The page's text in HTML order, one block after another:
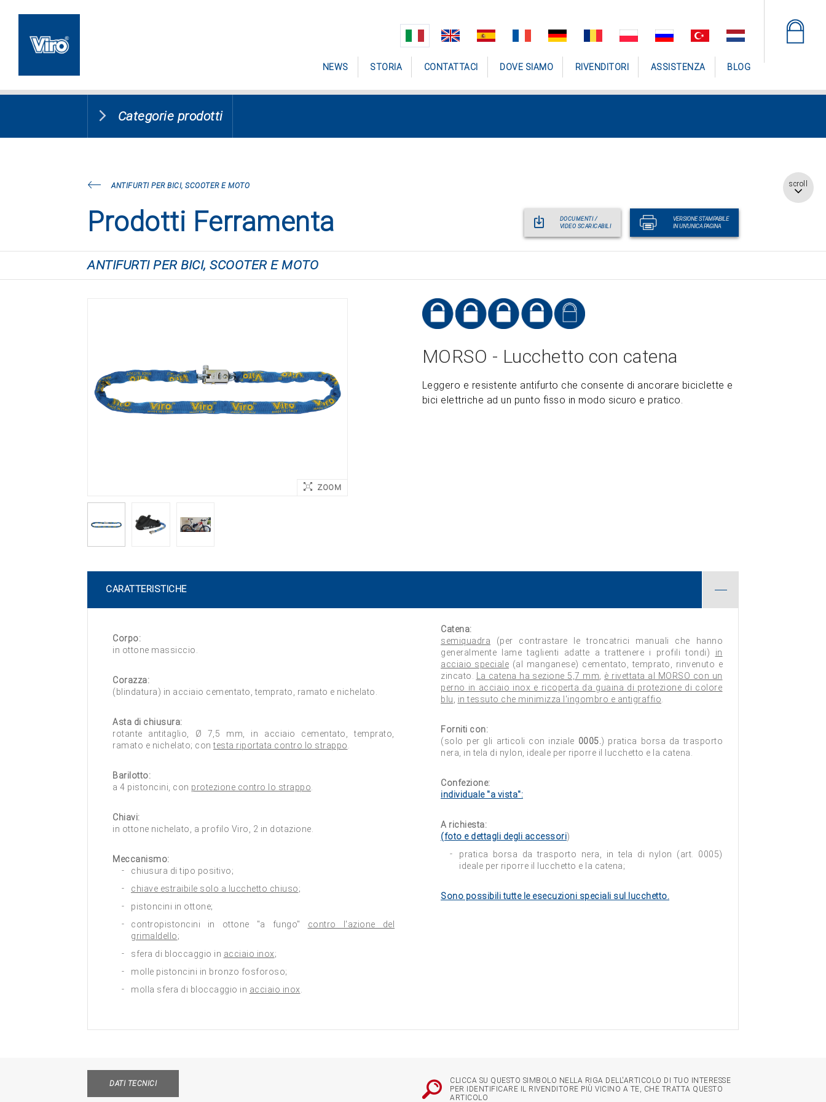
scroll
NEWS STORIA CONTATTACI DOVE SIAMO RIVENDITORI ASSISTENZA BLOG
Categorie prodotti
ANTIFURTI PER BICI, SCOOTER E MOTO
Prodotti Ferramenta
DOCUMENTI /
VIDEO SCARICABILI
VERSIONE STAMPABILE
IN UN'UNICA PAGINA
ANTIFURTI PER BICI, SCOOTER E MOTO
ZOOM
MORSO - Lucchetto con catena
Leggero e resistente antifurto che consente di ancorare biciclette e
bici elettriche ad un punto fisso in modo sicuro e pratico.
CARATTERISTICHE
Corpo:
in ottone massiccio.
Corazza:
(blindatura) in acciaio cementato, temprato, ramato e nichelato.
Asta di chiusura:
rotante antitaglio, Ø 7,5 mm, in acciaio cementato, temprato,
ramato e nichelato; contesta riportata contro lo strappo
Barilotto:
a 4 pistoncini, con protezione contro lo strappo
Chiavi:
in ottone nichelato, a profilo Viro, 2 in dotazione.
Meccanismo:
chiusura di tipo positivo;
chiave estraibile solo a lucchetto chiuso;
pistoncini in ottone;
contropistoncini in ottone "a fungo" contro l'azione del
grimaldello;
sfera di bloccaggio in acciaio inox;
molle pistoncini in bronzo fosforoso;
molla sfera di bloccaggio in acciaio inox
Catena:
semiquadra (per contrastare le troncatrici manuali che hanno
generalmente lame taglienti adatte a trattenere i profili tondi) in
acciaio speciale (al manganese) cementato, temprato, rinvenuto e
zincato.
La catena ha sezione 5,7 mm
è rivettata al MORSO con un
perno in acciaio inox e ricoperta da guaina di protezione di colore
blu
in tessuto che minimizza l'ingombro e antigraffio
Forniti con:
(solo per gli articoli con inziale 0005.) pratica borsa da trasporto
nera, in tela di nylon, ideale per riporre il lucchetto e la catena.
Confezione:
individuale "a vista":
A richiesta:
(foto e dettagli degli accessori)
pratica borsa da trasporto nera, in tela di nylon (art. 0005)
ideale per riporre il lucchetto e la catena;
Sono possibili tutte le esecuzioni speciali sul lucchetto.
DATI TECNICI
CLICCA SU QUESTO SIMBOLO NELLA RIGA DELL'ARTICOLO DI TUO INTERESSE
PER IDENTIFICARE IL RIVENDITORE PIÙ VICINO A TE, CHE TRATTA QUESTO
ARTICOLO